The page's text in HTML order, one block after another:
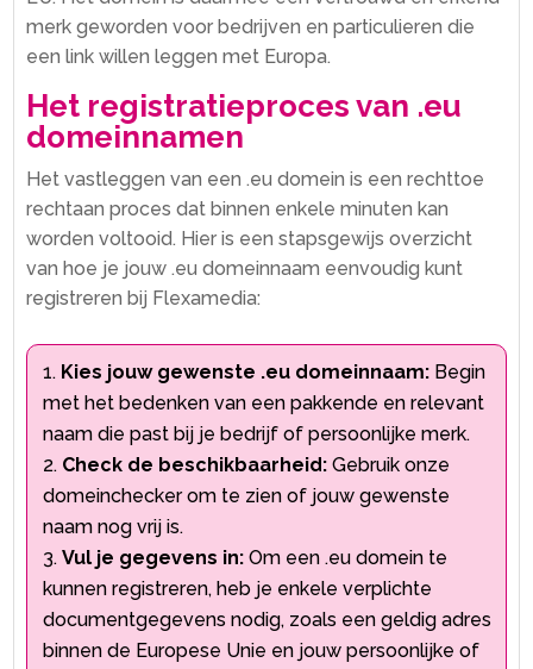
merk geworden voor bedrijven en particulieren die
een link willen leggen met Europa.​
Het registratieproces van .​eu
domeinnamen
Het vastleggen van een .​eu domein is een rechttoe
rechtaan proces dat binnen enkele minuten kan
worden voltooid.​ Hier is een stapsgewijs overzicht
van hoe je jouw .​eu domeinnaam eenvoudig kunt
registreren bij Flexamedia:
Kies jouw gewenste .​eu domeinnaam: Begin
met het bedenken van een pakkende en relevant
naam die past bij je bedrijf of persoonlijke merk.​
Check de beschikbaarheid: Gebruik onze
domeinchecker om te zien of jouw gewenste
naam nog vrij is.​
Vul je gegevens in: Om een .​eu domein te
kunnen registreren, heb je enkele verplichte
documentgegevens nodig, zoals een geldig adres
binnen de Europese Unie en jouw persoonlijke of